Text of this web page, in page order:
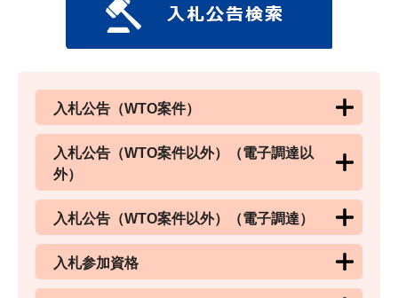
入札公告（WTO案件）
入札公告（WTO案件以外）（電子調達以
外）
入札公告（WTO案件以外）（電子調達）
入札参加資格